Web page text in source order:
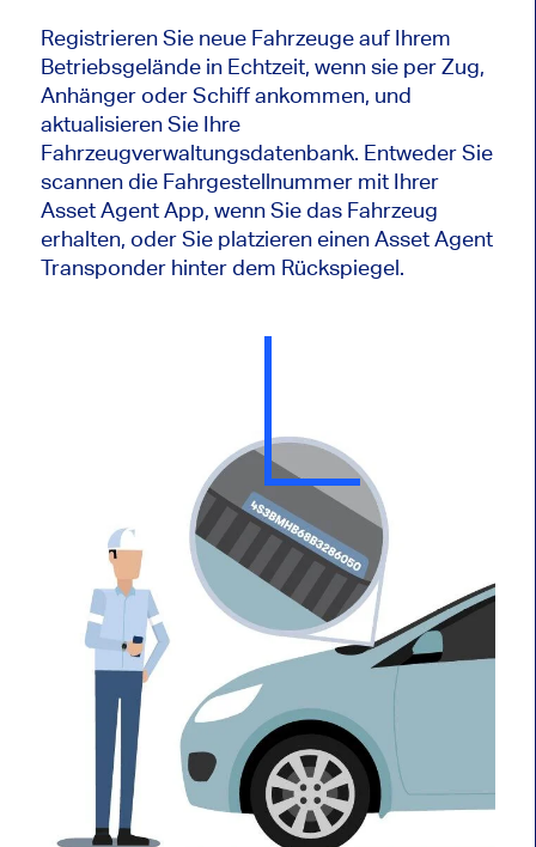
Registrieren Sie neue Fahrzeuge auf Ihrem
Betriebsgelände in Echtzeit, wenn sie per Zug,
Anhänger oder Schiff ankommen, und
aktualisieren Sie Ihre
Fahrzeugverwaltungsdatenbank. Entweder Sie
scannen die Fahrgestellnummer mit Ihrer
Asset Agent App, wenn Sie das Fahrzeug
erhalten, oder Sie platzieren einen Asset Agent
Transponder hinter dem Rückspiegel.